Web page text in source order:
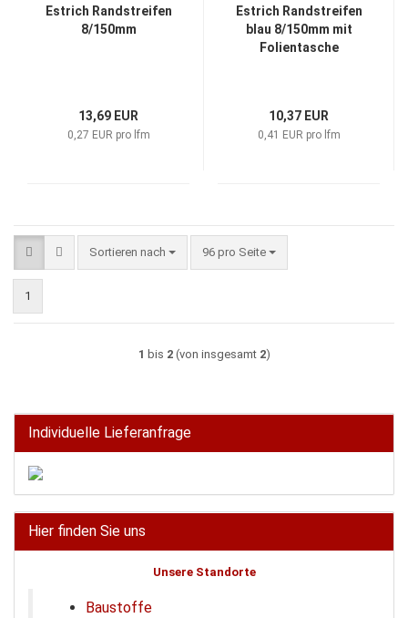
Estrich Randstreifen
8/150mm
13,69 EUR
0,27 EUR pro lfm
Estrich Randstreifen
blau 8/150mm mit
Folientasche
10,37 EUR
0,41 EUR pro lfm
Sortieren nach
Sortieren nach 96 pro Seite
pro Seite
1
1 bis 2(von insgesamt 2)
Individuelle Lieferanfrage
Hier finden Sie uns
Unsere Standorte
Baustoffe